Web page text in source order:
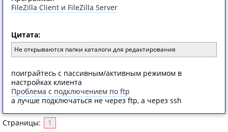
FileZilla Client и FileZilla Server
Цитата:
Не открываются папки каталоги для редактирования
поиграйтесь с пассивным/активным режимом в
настройках клиента
Проблема с подключением по ftp
а лучше подключаться не через ftp, а через ssh
Страницы:
1